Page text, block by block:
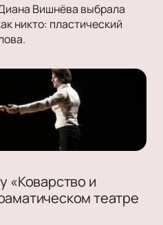
Вишнёва выбрала
никто: пластический
«Коварство и
театре